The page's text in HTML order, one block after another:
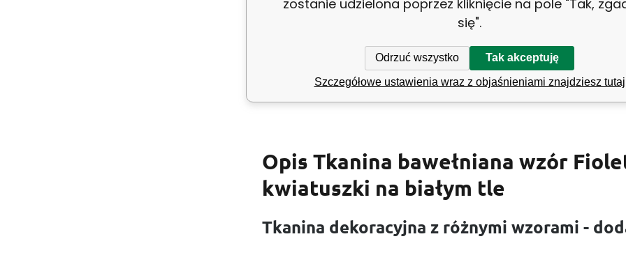
Biały
Opis Tkanina bawełniana wzór
kwiatuszki na białym tle
Tkanina dekoracyjna z różnymi wzorami -
zostanie udzielona poprzez kliknięcie na pole "Tak,
się".
Odrzuć wszystko Tak akceptuję
Szczegółowe ustawienia wraz z objaśnieniami znajdziesz tutaj